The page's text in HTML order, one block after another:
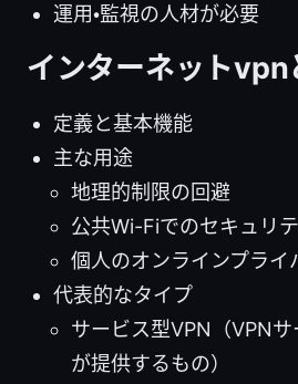
運用・監視の人材が必要
インターネットvpn
定義と基本機能
主な用途
地理的制限の回避
公共Wi-Fiでのセキュリ
個人のオンラインプライ
代表的なタイプ
サービス型VPN（VPN
が提供するもの）